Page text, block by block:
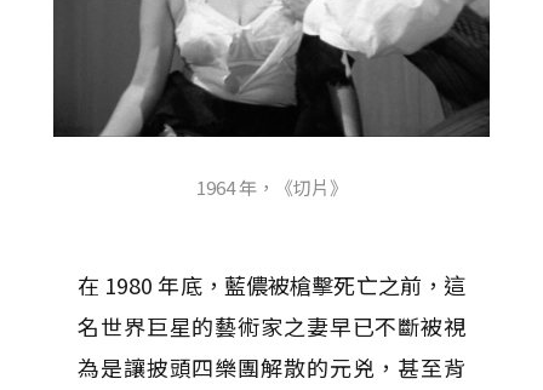
1964 年，《切片》
在 1980 年底，藍儂被槍擊死亡之前，這
名世界巨星的藝術家之妻早已不斷被視
為是讓披頭四樂團解散的元兇，甚至背